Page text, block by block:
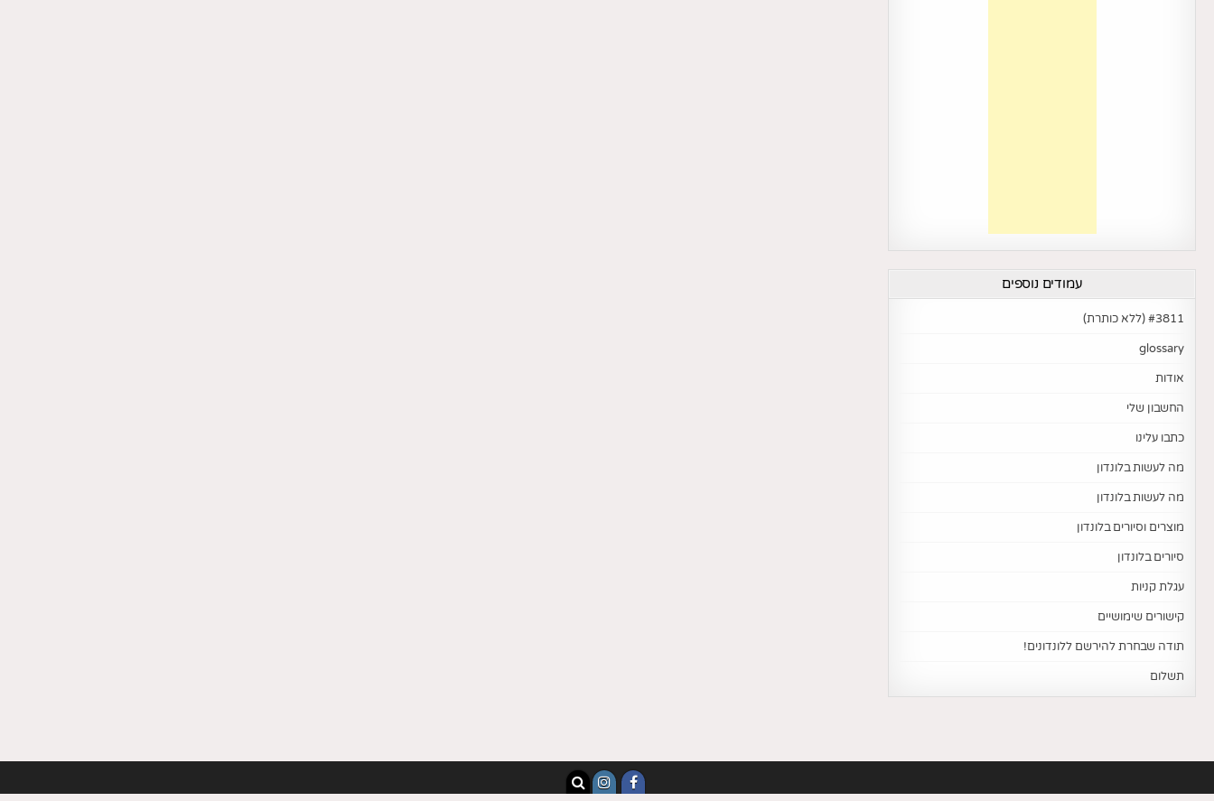
עמודים נוספים
#3811 (ללא כותרת)
glossary
אודות
החשבון שלי
כתבו עלינו
מה לעשות בלונדון
מה לעשות בלונדון
מוצרים וסיורים בלונדון
סיורים בלונדון
עגלת קניות
קישורים שימושיים
תודה שבחרת להירשם ללונדונים!
תשלום